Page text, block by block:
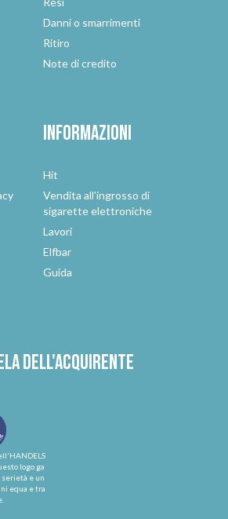
Danni o smarrimenti
Ritiro
Note di credito
Informazioni
Hit
Vendita all'ingrosso di
sigarette elettroniche
Lavori
Elfbar
Guida
dell'acquirente
logo ga
e un
equa e tra